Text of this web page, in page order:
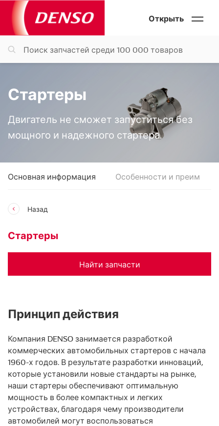
Открыть
Стартеры
Двигатель не сможет запуститься без
мощного и надежного стартера.
Основная информация Особенности и
Назад
Стартеры
Найти запчасти
Принцип действия
Компания DENSO занимается разработкой
коммерческих автомобильных стартеров с начала
1960-х годов. В результате разработки инноваций,
которые установили новые стандарты на рынке,
наши стартеры обеспечивают оптимальную
мощность в более компактных и легких
устройствах, благодаря чему производители
автомобилей могут воспользоваться